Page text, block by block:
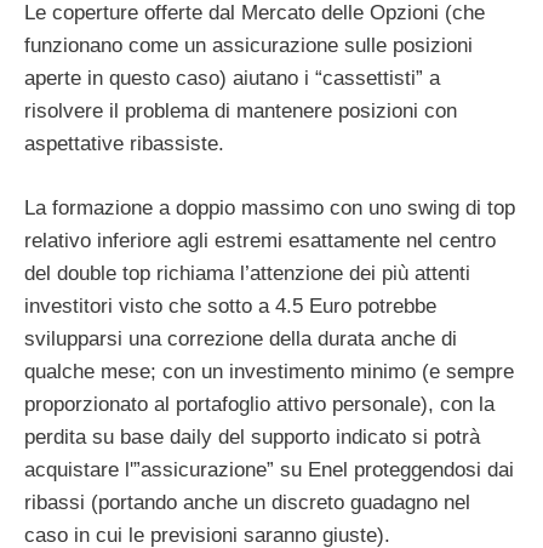
Le coperture offerte dal Mercato delle Opzioni (che
funzionano come un assicurazione sulle posizioni
aperte in questo caso) aiutano i “cassettisti” a
risolvere il problema di mantenere posizioni con
aspettative ribassiste.
La formazione a doppio massimo con uno swing di top
relativo inferiore agli estremi esattamente nel centro
del double top richiama l’attenzione dei più attenti
investitori visto che sotto a 4.5 Euro potrebbe
svilupparsi una correzione della durata anche di
qualche mese; con un investimento minimo (e sempre
proporzionato al portafoglio attivo personale), con la
perdita su base daily del supporto indicato si potrà
acquistare l'”assicurazione” su Enel proteggendosi dai
ribassi (portando anche un discreto guadagno nel
caso in cui le previsioni saranno giuste).